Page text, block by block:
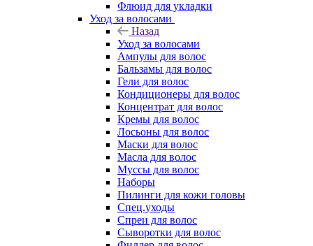
Флюид для укладки
Уход за волосами
Назад
Уход за волосами
Ампулы для волос
Бальзамы для волос
Гели для волос
Кондиционеры для волос
Концентрат для волос
Кремы для волос
Лосьоны для волос
Маски для волос
Масла для волос
Муссы для волос
Наборы
Пилинги для кожи головы
Спец.уходы
Спреи для волос
Сыворотки для волос